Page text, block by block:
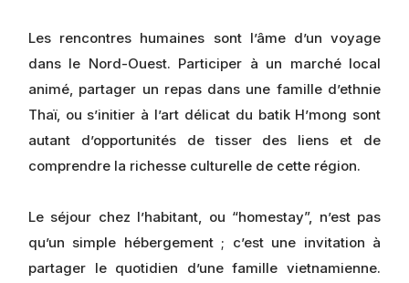
Les rencontres humaines sont l’âme d’un voyage
dans le Nord-Ouest. Participer à un marché local
animé, partager un repas dans une famille d’ethnie
Thaï, ou s’initier à l’art délicat du batik H’mong sont
autant d’opportunités de tisser des liens et de
comprendre la richesse culturelle de cette région.
Le séjour chez l’habitant, ou “homestay”, n’est pas
qu’un simple hébergement ; c’est une invitation à
partager le quotidien d’une famille vietnamienne.